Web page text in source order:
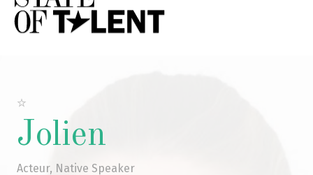
Jolien
Acteur, Native Speaker